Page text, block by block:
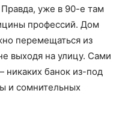
уже в 90-е там
профессий. Дом
перемещаться из
выходя на улицу. Сами
никаких банок из-под
и сомнительных